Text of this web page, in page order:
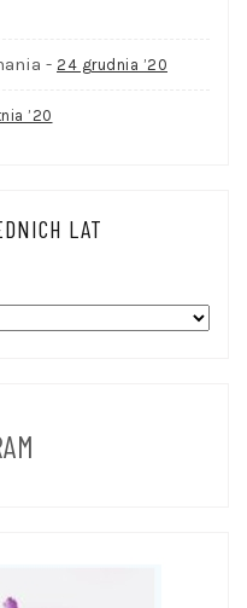
- 24 grudnia ’20
’20
LAT